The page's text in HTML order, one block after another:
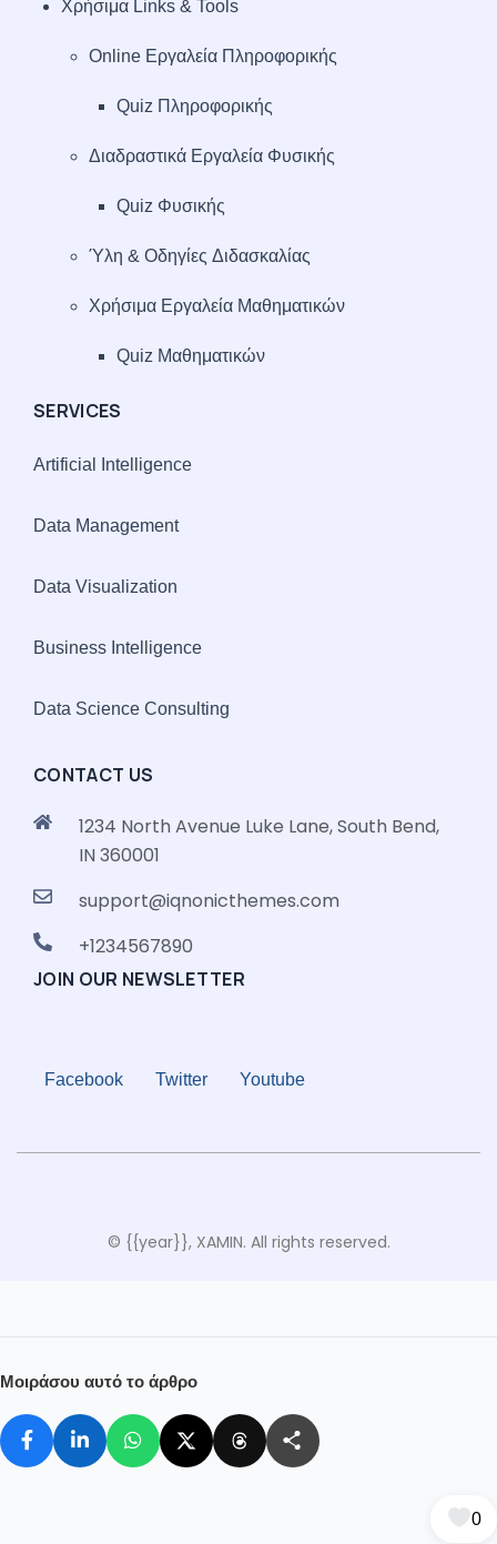
Χρήσιμα Links & Tools
Online Εργαλεία Πληροφορικής
Quiz Πληροφορικής
Διαδραστικά Εργαλεία Φυσικής
Quiz Φυσικής
Ύλη & Οδηγίες Διδασκαλίας
Χρήσιμα Εργαλεία Μαθηματικών
Quiz Μαθηματικών
SERVICES
Artificial Intelligence
Data Management
Data Visualization
Business Intelligence
Data Science Consulting
CONTACT US
1234 North Avenue Luke Lane, South Bend,
IN 360001
support@iqnonicthemes.com
+1234567890
JOIN OUR NEWSLETTER
Facebook Twitter Youtube
© {{year}}, XAMIN. All rights reserved.
Μοιράσου αυτό το άρθρο
0